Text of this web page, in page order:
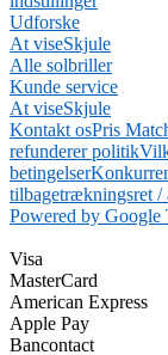
Udforske
At viseSkjule
Alle solbriller
Kunde service
At viseSkjule
Kontakt osPris
refunderer politik
betingelser
tilbagetrækningsret /
Powered by Google
Visa
MasterCard
American Express
Apple Pay
Bancontact